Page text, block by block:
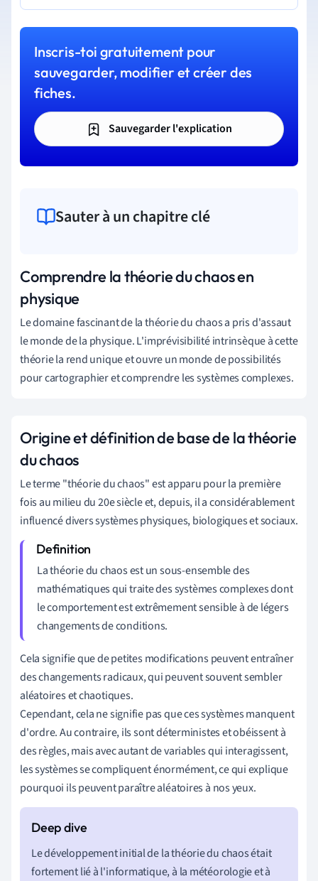
Inscris-toi gratuitement pour
sauvegarder, modifier et créer des
fiches.
Sauvegarder l'explication
Sauter à un chapitre clé
Comprendre la théorie du chaos en
physique
Le domaine fascinant de la théorie du chaos a pris d'assaut
le monde de la physique. L'imprévisibilité intrinsèque à cette
théorie la rend unique et ouvre un monde de possibilités
pour cartographier et comprendre les systèmes complexes.
Origine et définition de base de la théorie
du chaos
Le terme "théorie du chaos" est apparu pour la première
fois au milieu du 20e siècle et, depuis, il a considérablement
influencé divers systèmes physiques, biologiques et sociaux.
La théorie du chaos est un sous-ensemble des
mathématiques qui traite des systèmes complexes dont
le comportement est extrêmement sensible à de légers
changements de conditions.
Cela signifie que de petites modifications peuvent entraîner
des changements radicaux, qui peuvent souvent sembler
aléatoires et chaotiques.
Cependant, cela ne signifie pas que ces systèmes manquent
d'ordre. Au contraire, ils sont déterministes et obéissent à
des règles, mais avec autant de variables qui interagissent,
les systèmes se compliquent énormément, ce qui explique
pourquoi ils peuvent paraître aléatoires à nos yeux.
Le développement initial de la théorie du chaos était
fortement lié à l'informatique, à la météorologie et à